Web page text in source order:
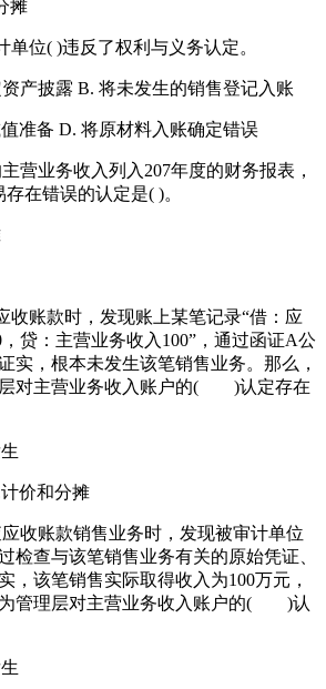
摊
单位( )违反了权利与义务认定。
产披露 B. 将未发生的销售登记入账
准备 D. 将原材料入账确定错误
营业务收入列入207年度的财务报表，
在错误的认定是( )。
收账款时，发现账上某笔记录“借：应
贷：主营业务收入100”，通过函证A公
实，根本未发生该笔销售业务。那么，
层对主营业务收入账户的( )认定存在
和分摊
收账款销售业务时，发现被审计单位
检查与该笔销售业务有关的原始凭证、
，该笔销售实际取得收入为100万元，
为管理层对主营业务收入账户的( )认